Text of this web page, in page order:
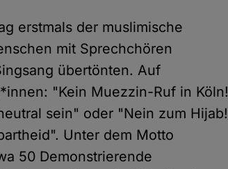
erstmals der muslimische
mit Sprechchören
übertönten. Auf
"Kein Muezzin-Ruf in Köln!
sein" oder "Nein zum Hijab!
Unter dem Motto
50 Demonstrierende